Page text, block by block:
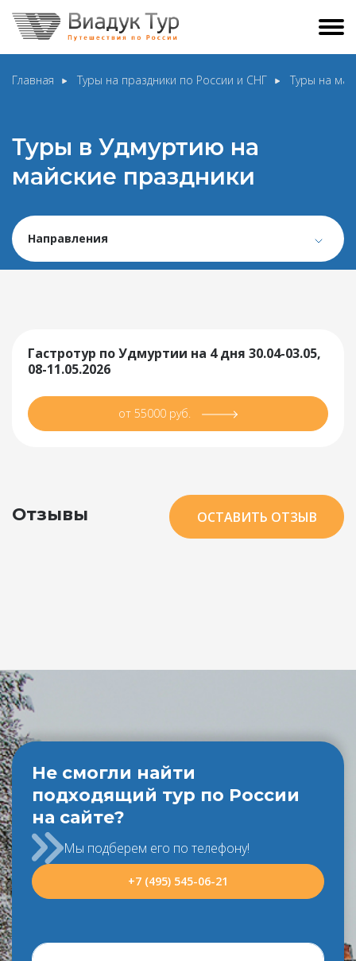
Главная Туры на праздники по России и СНГ Туры на
Туры в Удмуртию на
майские праздники
Направления
Гастротур по Удмуртии на 4 дня 30.04-03.05,
08-11.05.2026
от 55000 руб.
Отзывы ОСТАВИТЬ ОТЗЫВ
Не смогли найти
подходящий тур по России
на сайте?
Мы подберем его по телефону!
+7 (495) 545-06-21